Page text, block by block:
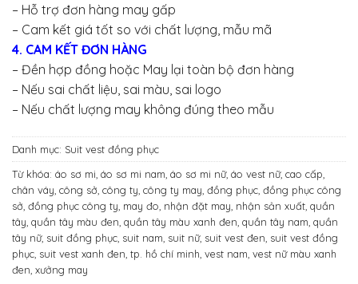
– Hỗ trợ đơn hàng may gấp
– Cam kết giá tốt so với chất lượng, mẫu mã
4. CAM KẾT ĐƠN HÀNG
– Đền hợp đồng hoặc May lại toàn bộ đơn hàng
– Nếu sai chất liệu, sai màu, sai logo
– Nếu chất lượng may không đúng theo mẫu
Danh mục: Suit vest đồng phục
Từ khóa: áo sơ mi áo sơ mi nam áo sơ mi nữ, áo vest nữ, cao cấp
chân váy công sở công ty công ty may đồng phục đồng phục công
sở đồng phục công ty may đo nhận đặt may nhận sản xuất quần
tây quần tây màu đen quần tây màu xanh đen quần tây nam quần
tây nữ, suit đồng phục suit nam suit nữ, suit vest đen suit vest đồng
phục suit vest xanh đen tp. hồ chí minh vest nam vest nữ màu xanh
đen xưởng may